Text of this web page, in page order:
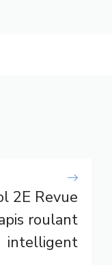
2E Revue
roulant
intelligent